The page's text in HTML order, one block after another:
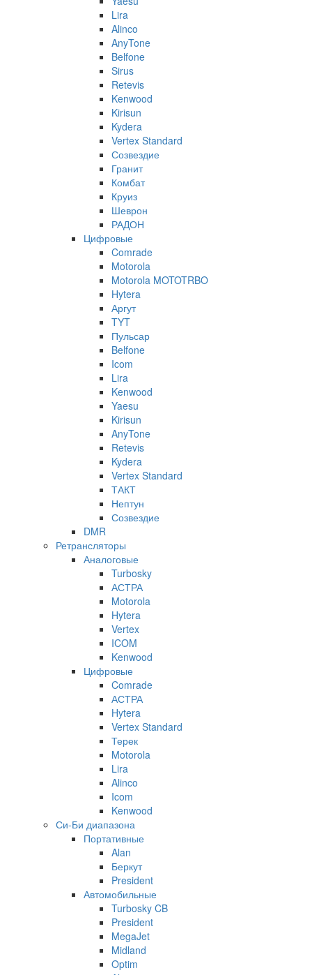
Lira
Alinco
AnyTone
Belfone
Sirus
Retevis
Kenwood
Kirisun
Kydera
Vertex Standard
Созвездие
Гранит
Комбат
Круиз
Шеврон
РАДОН
Цифровые
Comrade
Motorola
Motorola MOTOTRBO
Hytera
Аргут
TYT
Пульсар
Belfone
Icom
Lira
Kenwood
Yaesu
Kirisun
AnyTone
Retevis
Kydera
Vertex Standard
ТАКТ
Нептун
Созвездие
DMR
Ретрансляторы
Аналоговые
Turbosky
АСТРА
Motorola
Hytera
Vertex
ICOM
Kenwood
Цифровые
Comrade
АСТРА
Hytera
Vertex Standard
Терек
Motorola
Lira
Alinco
Icom
Kenwood
Си-Би диапазона
Портативные
Alan
Беркут
President
Автомобильные
Turbosky CB
President
MegaJet
Midland
Optim